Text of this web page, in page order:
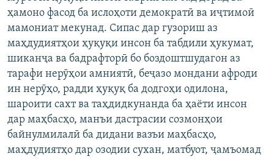
ҳамоно фасод ба ислоҳоти демократӣ ва иҷтимоӣ
мамониат мекунад. Сипас дар гузориш аз
маҳдудиятҳои ҳуқуқи инсон ба табдили ҳукумат,
шиканҷа ва бадрафторӣ бо боздоштшудагон аз
тарафи нерӯҳои амниятӣ, беҷазо мондани афроди
ин нерӯҳо, радди ҳуқуқ ба додгоҳи одилона,
шароити сахт ва таҳдидкунанда ба ҳаёти инсон
дар маҳбасҳо, манъи дастрасии созмонҳои
байнулмилалӣ ба дидани вазъи маҳбасҳо,
маҳдудиятҳо дар озодии сухан, матбуот, ҷамъомад